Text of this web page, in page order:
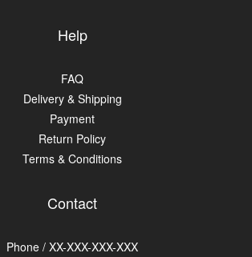
Help
FAQ
Delivery & Shipping
Payment
Return Policy
Terms & Conditions
Contact
Phone / XX-XXX-XXX-XXX